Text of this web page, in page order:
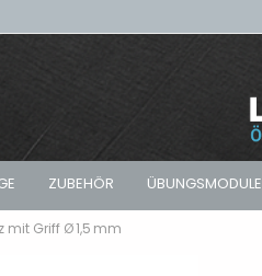
ZUBEHÖR ÜBUNGSMODULE
Griff Ø 1,5 mm